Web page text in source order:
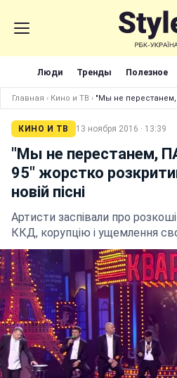
Люди Тренды Полезное
Главная › Кино и ТВ › "Мы не перестанем,
КИНО И ТВ 13 ноября 2016 · 13:39
"Мы не перестанем,
95" жорстко
новій пісні
Артисти заспівали про
ККД, корупцію і ущемлення